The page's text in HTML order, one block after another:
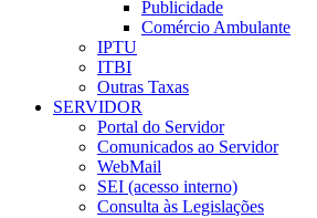
Publicidade
Comércio Ambulante
IPTU
ITBI
Outras Taxas
SERVIDOR
Portal do Servidor
Comunicados ao Servidor
WebMail
SEI (acesso interno)
Consulta às Legislações